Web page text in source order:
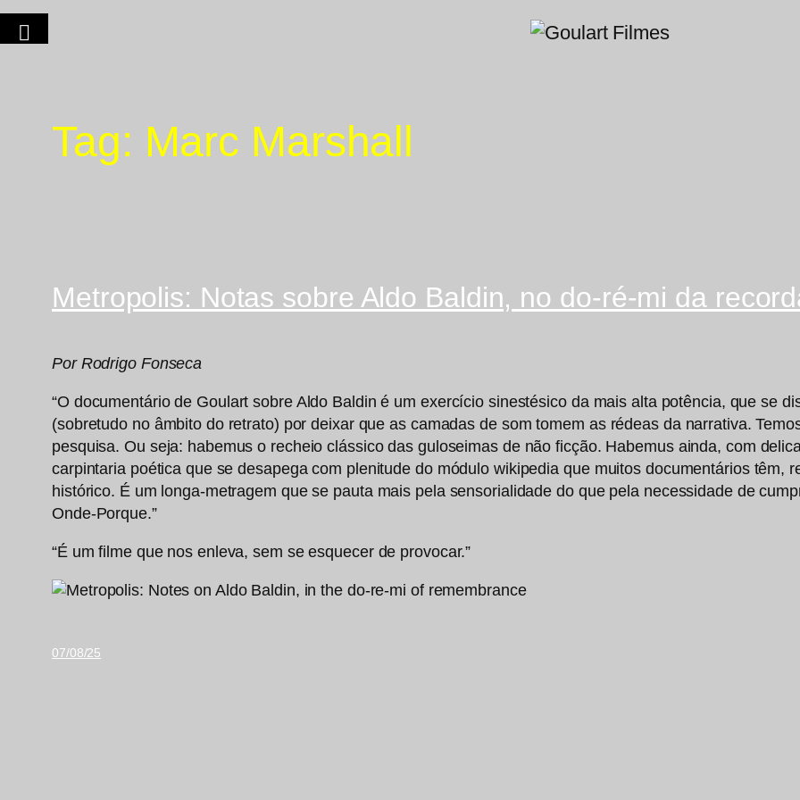
Tag: Marc Marshall
Metropolis: Notas sobre Aldo Baldin, no do-ré-mi da
Por Rodrigo Fonseca
“O documentário de Goulart sobre Aldo Baldin é um exercício sinestésico da mais alta potência, que se
(sobretudo no âmbito do retrato) por deixar que as camadas de som tomem as rédeas da narrativa.
pesquisa. Ou seja: habemus o recheio clássico das guloseimas de não ficção. Habemus ainda, com
carpintaria poética que se desapega com plenitude do módulo wikipedia que muitos documentários têm,
histórico. É um longa-metragem que se pauta mais pela sensorialidade do que pela necessidade de
Onde-Porque.”
“É um filme que nos enleva, sem se esquecer de provocar.”
07/08/25